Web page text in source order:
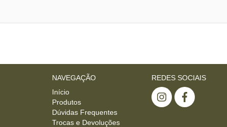
NAVEGAÇÃO
Início
Produtos
Dúvidas Frequentes
Trocas e Devoluções
REDES SOCIAIS